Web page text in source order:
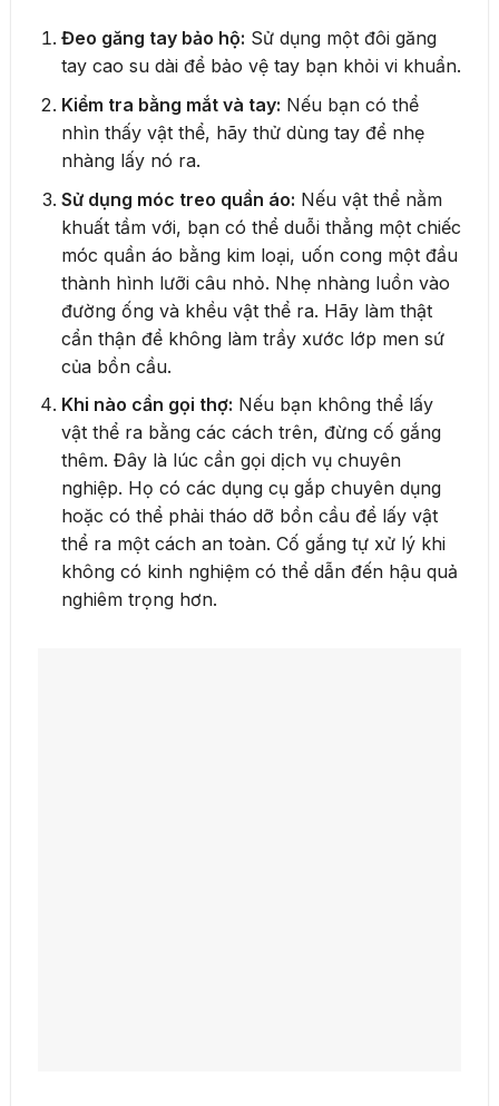
Đeo găng tay bảo hộ: Sử dụng một đôi găng
tay cao su dài để bảo vệ tay bạn khỏi vi khuẩn.
Kiểm tra bằng mắt và tay: Nếu bạn có thể
nhìn thấy vật thể, hãy thử dùng tay để nhẹ
nhàng lấy nó ra.
Sử dụng móc treo quần áo: Nếu vật thể nằm
khuất tầm với, bạn có thể duỗi thẳng một chiếc
móc quần áo bằng kim loại, uốn cong một đầu
thành hình lưỡi câu nhỏ. Nhẹ nhàng luồn vào
đường ống và khều vật thể ra. Hãy làm thật
cẩn thận để không làm trầy xước lớp men sứ
của bồn cầu.
Khi nào cần gọi thợ: Nếu bạn không thể lấy
vật thể ra bằng các cách trên, đừng cố gắng
thêm. Đây là lúc cần gọi dịch vụ chuyên
nghiệp. Họ có các dụng cụ gắp chuyên dụng
hoặc có thể phải tháo dỡ bồn cầu để lấy vật
thể ra một cách an toàn. Cố gắng tự xử lý khi
không có kinh nghiệm có thể dẫn đến hậu quả
nghiêm trọng hơn.